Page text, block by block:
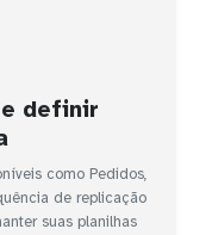
definir
como Pedidos,
de replicação
suas planilhas